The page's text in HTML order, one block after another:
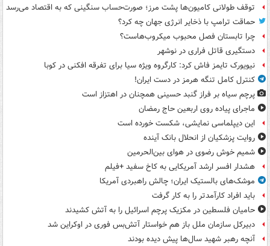
توقف طولانی کامیون‌ها پشت مرز؛ صورت‌حساب سنگینی که به اقتصاد می‌رسد
حماقت ترامپ با ذخایر انرژی جهان چه کرد؟
چرا تابستان فصل محبوب میکروب‌هاست؟
دستگیری قاتل فراری در نوشهر
نیویورک تایمز فاش کرد: کارگروه ویژه سیا برای تفرقه افکنی در کوبا
کنترل کامل تنگه هرمز در دست ایران!
پرچم سیاه بر فراز گنبد حسینی همچنان در اهتزاز است
ماجرای پیاده روی اربعین حاج رمضان
این دیپلماسی نمایشی، شکست خورده است
روایت پزشکیان از انحلال بانک آینده
شمیم خوش رضوی در هوای بین‌الحرمین
هشدار افسر ارشد آمریکایی به کاخ سفید +فیلم
موشک‌های بالستیک ایران؛ چالش راهبردی آمریکا
باید افراد کارآمدتر را به کار گرفت
حامیان فلسطین در مکزیک پرچم اسرائیل را به آتش کشیدند
دبیرکل سازمان ملل باز هم خواستار آتش‌بس فوری در اوکراین شد
آنچه رهبر شهید سال‌ها پیش دیده بودند